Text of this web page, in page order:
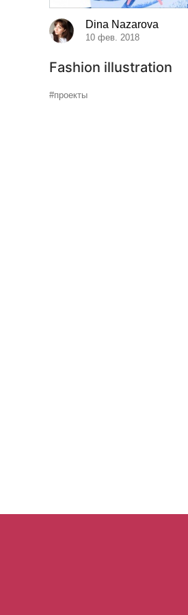
Dina Nazarova
10 фев. 2018
Fashion illustration
#проекты